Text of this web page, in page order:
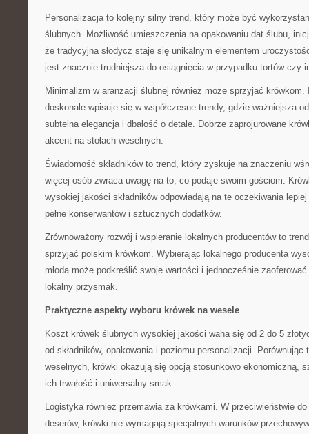
Personalizacja to kolejny silny trend, który może być
ślubnych. Możliwość umieszczenia na opakowaniu dat ślubu,
że tradycyjna słodycz staje się unikalnym elementem
jest znacznie trudniejsza do osiągnięcia w przypadku tortów czy
Minimalizm w aranżacji ślubnej również może sprzyjać
doskonale wpisuje się w współczesne trendy, gdzie ważniejsza
subtelna elegancja i dbałość o detale. Dobrze zaprojurowane
akcent na stołach weselnych.
Świadomość składników to trend, który zyskuje na znaczeniu
więcej osób zwraca uwagę na to, co podaje swoim gościom.
wysokiej jakości składników odpowiadają na te oczekiwania lepiej
pełne konserwantów i sztucznych dodatków.
Zrównoważony rozwój i wspieranie lokalnych producentów to
sprzyjać polskim krówkom. Wybierając lokalnego producenta
młoda może podkreślić swoje wartości i jednocześnie
lokalny przysmak.
Praktyczne aspekty wyboru krówek na wesele
Koszt krówek ślubnych wysokiej jakości waha się od 2 do 5
od składników, opakowania i poziomu personalizacji.
weselnych, krówki okazują się opcją stosunkowo ekonomiczną,
ich trwałość i uniwersalny smak.
Logistyka również przemawia za krówkami. W przeciwieństwie
deserów, krówki nie wymagają specjalnych warunków